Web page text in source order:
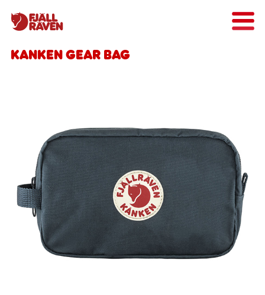
Kanken Gear Bag